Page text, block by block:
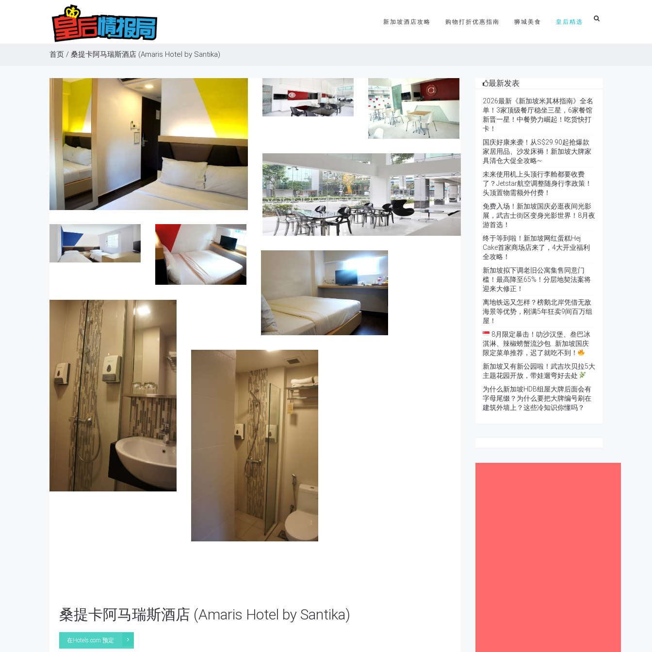
新加坡酒店攻略 购物打折优惠指南 狮城美食 皇后精选
首页 / 桑提卡阿马瑞斯酒店 (Amaris Hotel by Santika)
桑提卡阿马瑞斯酒店 (Amaris Hotel by Santika)
在Hotels.com 预定
最新发表
2026最新《新加坡米其林指南》全名
单！3家顶级餐厅稳坐三星，6家餐馆
新晋一星！中餐势力崛起！吃货快打
卡！
国庆好康来袭！从S$29.90起抢爆款
家居用品、沙发床褥！新加坡大牌家
具清仓大促全攻略~
未来使用机上头顶行李舱都要收费
了？Jetstar航空调整随身行李政策！
头顶置物需额外付费！
免费入场！新加坡国庆必逛夜间光影
展，武吉士街区变身光影世界！8月夜
游首选！
终于等到啦！新加坡网红蛋糕Hej
Cake首家商场店来了，4大开业福利
全攻略！
新加坡拟下调老旧公寓集售同意门
槛！最高降至65%！分层地契法案将
迎来大修正！
离地铁远又怎样？榜鹅北岸凭借无敌
海景等优势，刚满5年狂卖9间百万组
屋！
8月限定暴击！叻沙汉堡、叁巴冰
淇淋、辣椒螃蟹流沙包…新加坡国庆
限定菜单推荐，迟了就吃不到！
新加坡又有新公园啦！武吉坎贝拉5大
主题花园开放，带娃遛弯好去处
为什么新加坡HDB组屋大牌后面会有
字母尾缀？为什么要把大牌编号刷在
建筑外墙上？这些冷知识你懂吗？